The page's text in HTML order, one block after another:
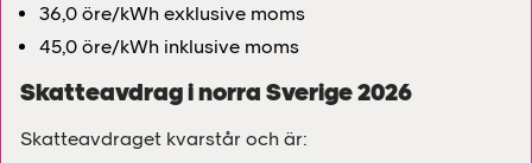
36,0 öre/kWh exklusive moms
45,0 öre/kWh inklusive moms
Skatteavdrag i norra Sverige 2026
Skatteavdraget kvarstår och är: